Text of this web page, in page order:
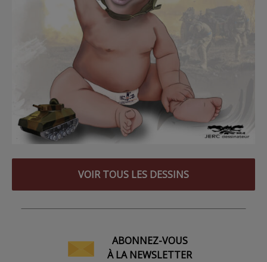
VOIR TOUS LES DESSINS
ABONNEZ-VOUS
À LA NEWSLETTER